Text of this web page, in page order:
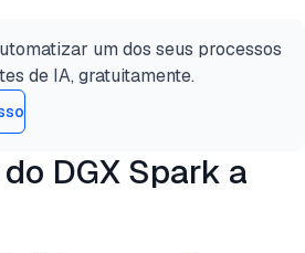
um dos seus processos
de IA, gratuitamente.
DGX Spark a